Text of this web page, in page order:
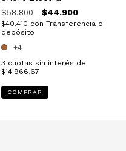
$58.800 $44.900
$40.410 con Transferencia o
depósito
+4
3 cuotas sin interés de
$14.966,67
COMPRAR